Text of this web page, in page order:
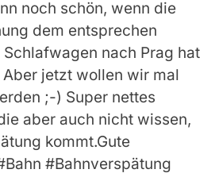
noch schön, wenn die
dem entsprechen
nach Prag hat
jetzt wollen wir mal
;-) Super nettes
aber auch nicht wissen,
kommt.Gute
#Bahnverspätung